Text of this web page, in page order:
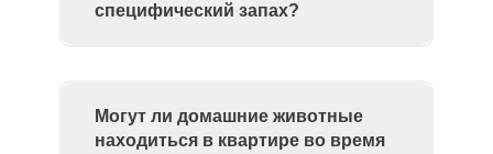
специфический запах?
Могут ли домашние животные
находиться в квартире во время